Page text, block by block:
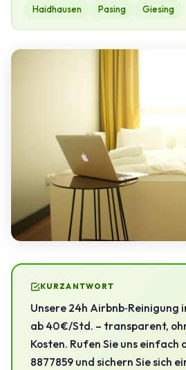
Haidhausen
Pasing Giesing
KURZANTWORT
Unsere 24h
ab 40 €/Std. – transparent,
Kosten. Rufen Sie uns einfach
8877859 und sichern Sie sich